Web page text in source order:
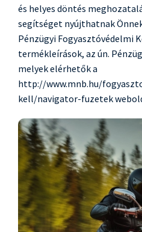
és helyes döntés
segítséget nyújthatnak
Pénzügyi
termékleírások, az ún.
melyek elérhetők a
http://www.mnb.hu/
kell/navigator-fuzetek